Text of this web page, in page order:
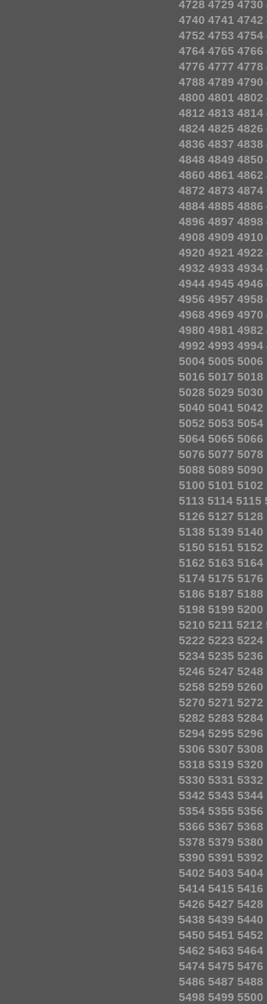
4728 4729 4730
4740 4741 4742
4752 4753 4754
4764 4765 4766
4776 4777 4778
4788 4789 4790
4800 4801 4802
4812 4813 4814
4824 4825 4826
4836 4837 4838
4848 4849 4850
4860 4861 4862
4872 4873 4874
4884 4885 4886
4896 4897 4898
4908 4909 4910
4920 4921 4922
4932 4933 4934
4944 4945 4946
4956 4957 4958
4968 4969 4970
4980 4981 4982
4992 4993 4994
5004 5005 5006
5016 5017 5018
5028 5029 5030
5040 5041 5042
5052 5053 5054
5064 5065 5066
5076 5077 5078
5088 5089 5090
5100 5101 5102
5113 5114 5115
5126 5127 5128
5138 5139 5140
5150 5151 5152
5162 5163 5164
5174 5175 5176
5186 5187 5188
5198 5199 5200
5210 5211 5212
5222 5223 5224
5234 5235 5236
5246 5247 5248
5258 5259 5260
5270 5271 5272
5282 5283 5284
5294 5295 5296
5306 5307 5308
5318 5319 5320
5330 5331 5332
5342 5343 5344
5354 5355 5356
5366 5367 5368
5378 5379 5380
5390 5391 5392
5402 5403 5404
5414 5415 5416
5426 5427 5428
5438 5439 5440
5450 5451 5452
5462 5463 5464
5474 5475 5476
5486 5487 5488
5498 5499 5500